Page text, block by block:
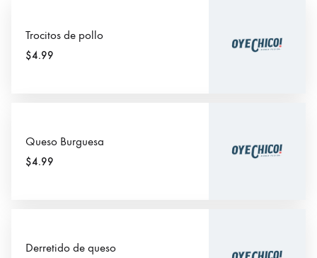
Trocitos de pollo
$4.99
Queso Burguesa
$4.99
Derretido de queso